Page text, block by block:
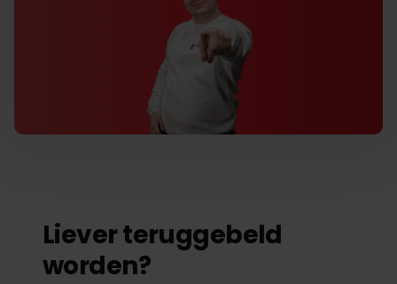
Liever teruggebeld
worden?